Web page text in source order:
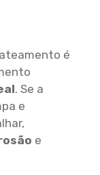
é
. Se a
e
e